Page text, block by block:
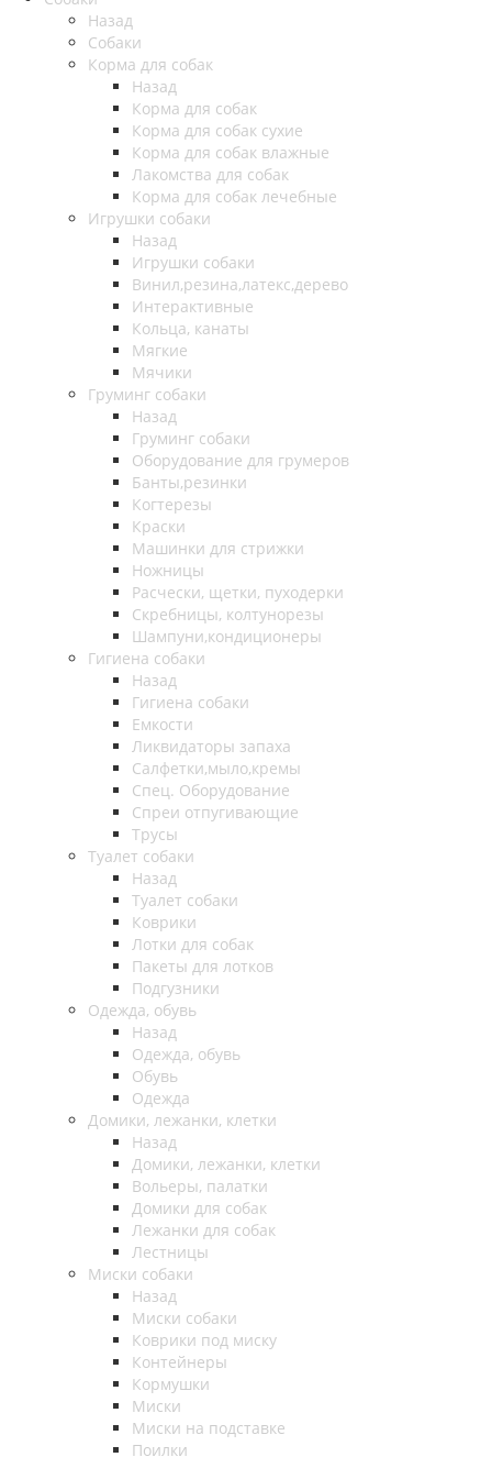
Назад
Собаки
Корма для собак
Назад
Корма для собак
Корма для собак сухие
Корма для собак влажные
Лакомства для собак
Корма для собак лечебные
Игрушки собаки
Назад
Игрушки собаки
Винил,резина,латекс,дерево
Интерактивные
Кольца, канаты
Мягкие
Мячики
Груминг собаки
Назад
Груминг собаки
Оборудование для грумеров
Банты,резинки
Когтерезы
Краски
Машинки для стрижки
Ножницы
Расчески, щетки, пуходерки
Скребницы, колтунорезы
Шампуни,кондиционеры
Гигиена собаки
Назад
Гигиена собаки
Емкости
Ликвидаторы запаха
Салфетки,мыло,кремы
Спец. Оборудование
Спреи отпугивающие
Трусы
Туалет собаки
Назад
Туалет собаки
Коврики
Лотки для собак
Пакеты для лотков
Подгузники
Одежда, обувь
Назад
Одежда, обувь
Обувь
Одежда
Домики, лежанки, клетки
Назад
Домики, лежанки, клетки
Вольеры, палатки
Домики для собак
Лежанки для собак
Лестницы
Миски собаки
Назад
Миски собаки
Коврики под миску
Контейнеры
Кормушки
Миски
Миски на подставке
Поилки